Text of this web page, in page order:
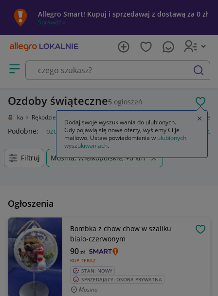
Allegro Smart! Kupuj i sprzedawaj z dostawą za 0 zł
Sprawdź »
Otwórz menu z kategoriami
szukaj
Ozdoby świąteczne5 ogłoszeń
i sztuka Rękodzieło Ozdoby świąteczne
Podobne: ozdoby świąteczne ozdoby świąteczne boże
Filtruj Mosina, Wielkopolskie, +0 km
Ogłoszenia
Bombka z chow chow w szaliku
bialo-czerwonym
KUP TERAZ
90zł
STAN: NOWY
SPRZEDAJĄCY: OSOBA PRYWATNA
Mosina
Dodaj swoje wyszukiwania do ulubionych.
Gdy pojawią się nowe oferty, wyślemy Ci je
mailowo. Ustaw powiadomienia w ulubionych
wyszukiwaniach.